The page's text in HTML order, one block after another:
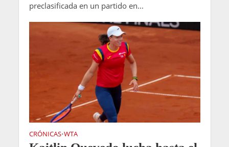
preclasificada en un partido en...
CRÓNICAS•WTA